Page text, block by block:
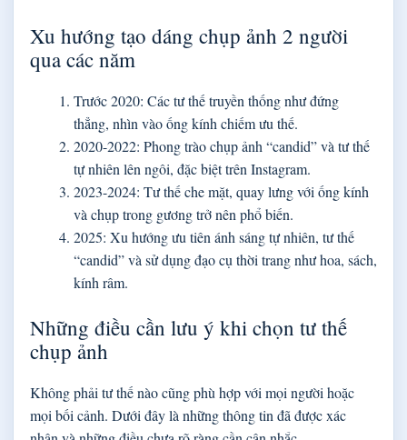
Xu hướng tạo dáng chụp ảnh 2 người
qua các năm
Trước 2020: Các tư thế truyền thống như đứng
thẳng, nhìn vào ống kính chiếm ưu thế.
2020-2022: Phong trào chụp ảnh “candid” và tư thế
tự nhiên lên ngôi, đặc biệt trên Instagram.
2023-2024: Tư thế che mặt, quay lưng với ống kính
và chụp trong gương trở nên phổ biến.
2025: Xu hướng ưu tiên ánh sáng tự nhiên, tư thế
“candid” và sử dụng đạo cụ thời trang như hoa, sách,
kính râm.
Những điều cần lưu ý khi chọn tư thế
chụp ảnh
Không phải tư thế nào cũng phù hợp với mọi người hoặc
mọi bối cảnh. Dưới đây là những thông tin đã được xác